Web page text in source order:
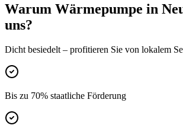
Warum Wärmepumpe in
uns?
Dicht besiedelt– profitieren Sie von lokalem
Bis zu 70% staatliche Förderung